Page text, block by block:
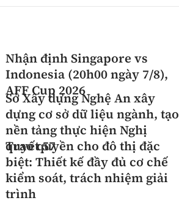
Nhận định Singapore vs
Indonesia (20h00 ngày 7/8),
AFF Cup 2026
Sở Xây dựng Nghệ An xây
dựng cơ sở dữ liệu ngành, tạo
nền tảng thực hiện Nghị
quyết 57
Trao quyền cho đô thị đặc
biệt: Thiết kế đầy đủ cơ chế
kiểm soát, trách nhiệm giải
trình